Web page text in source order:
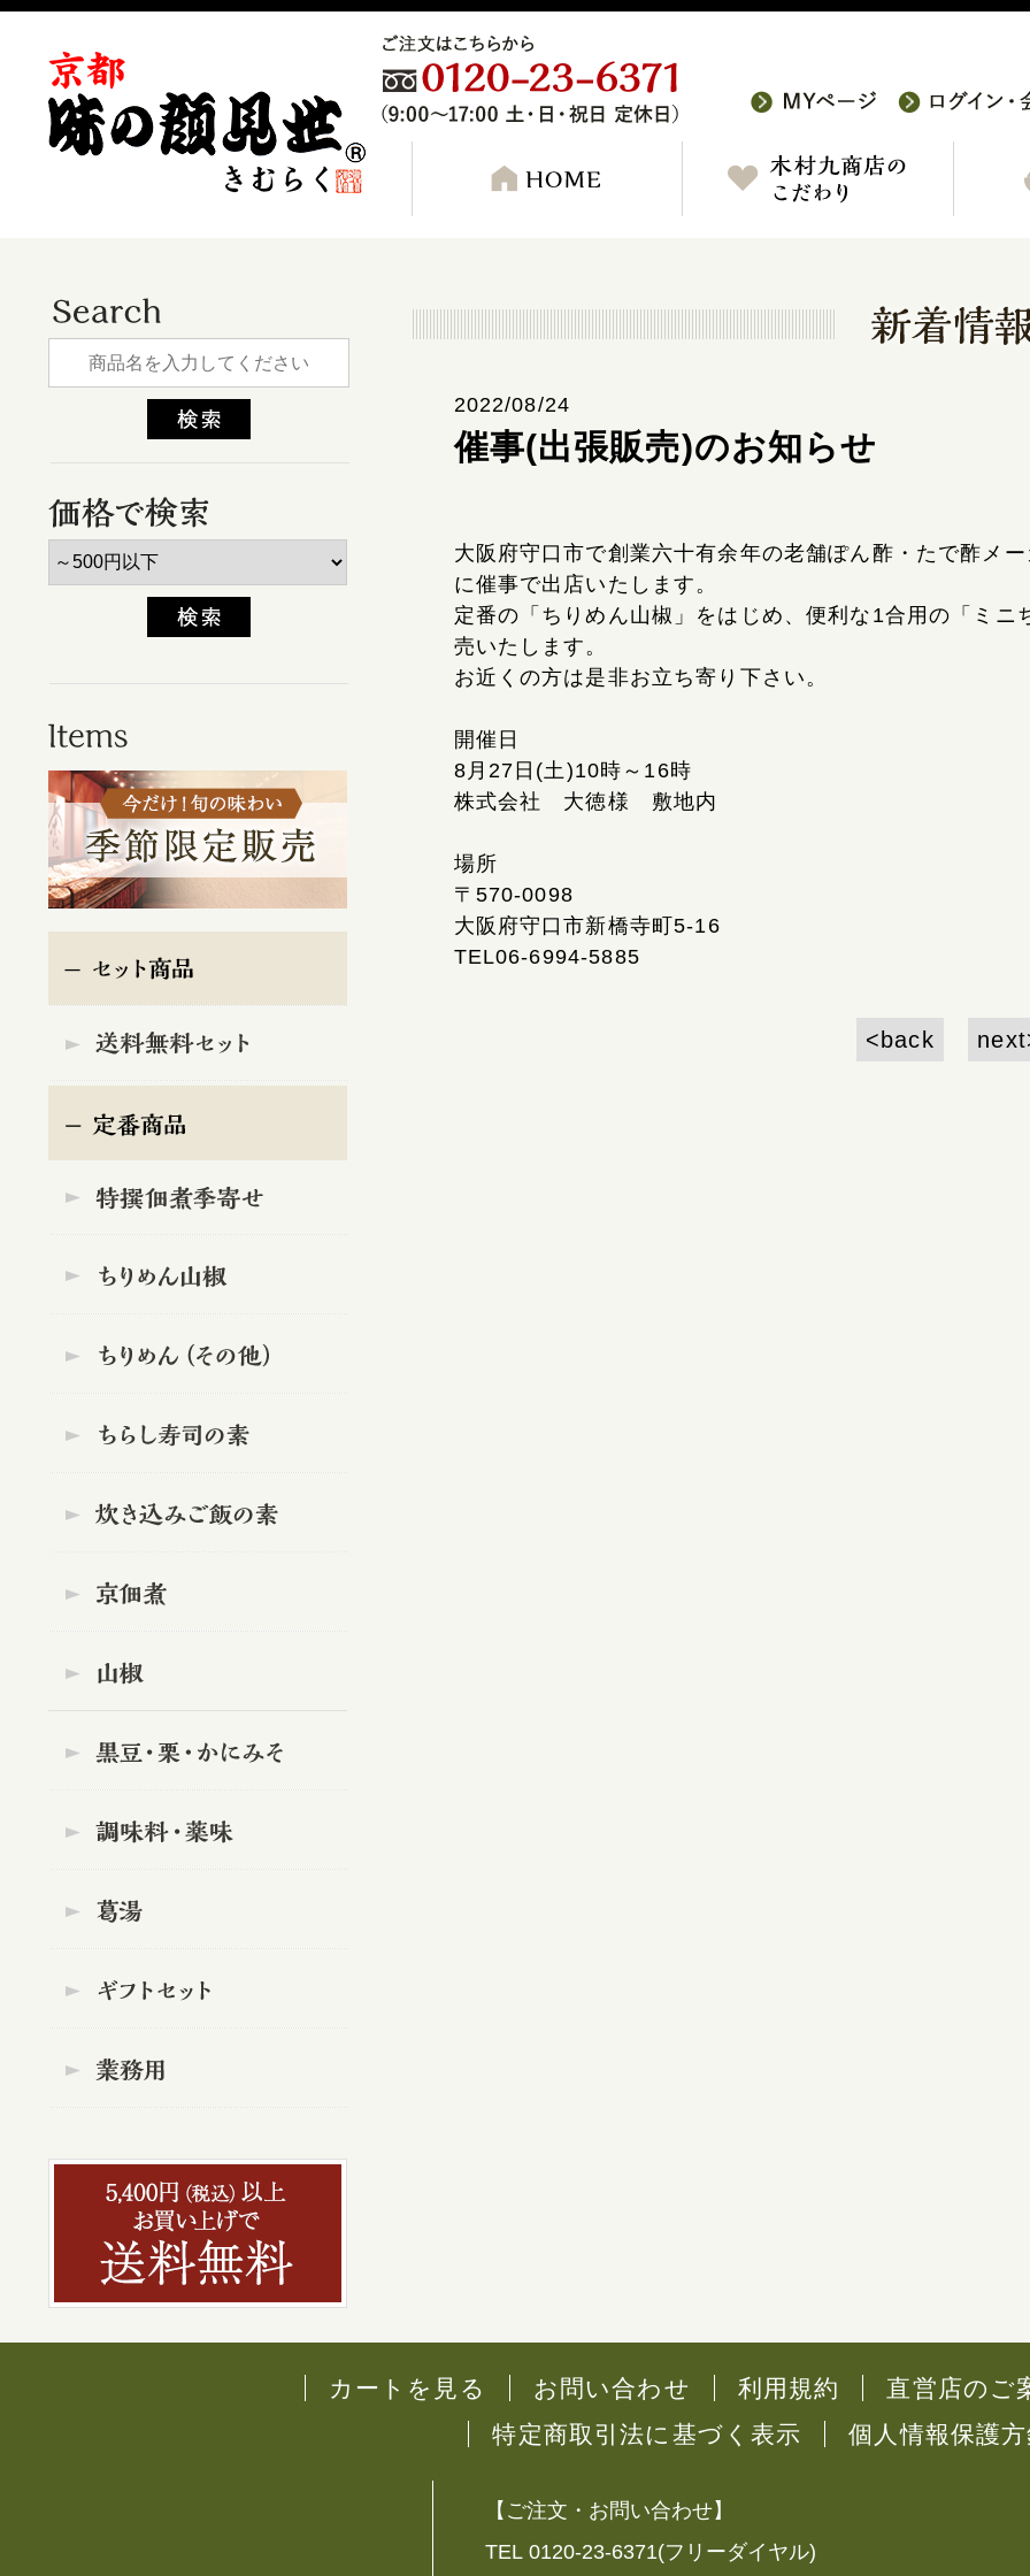
2022/08/24
催事(出張販売)のお知らせ
大阪府守口市で創業六十有余年の老舗ぽん酢・たで酢メ
に催事で出店いたします。
定番の「ちりめん山椒」をはじめ、便利な1合用の「ミ
売いたします。
お近くの方は是非お立ち寄り下さい。
開催日
8月27日(土)10時～16時
株式会社 大徳様 敷地内
場所
〒570-0098
大阪府守口市新橋寺町5-16
TEL06-6994-5885
<back
カートを見る お問い合わせ 利用規約
直営店のご
特定商取引法に基づく表示
個人情報保護
【ご注文・お問い合わせ】
TEL 0120-23-6371(フリーダイヤル)